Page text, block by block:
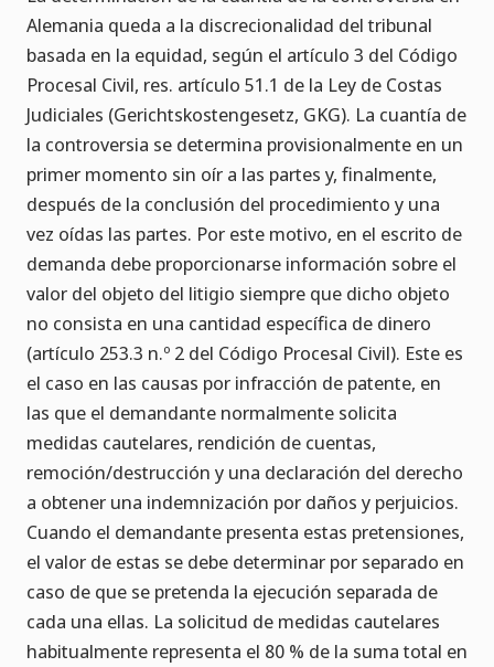
Alemania queda a la discrecionalidad del tribunal
basada en la equidad, según el artículo 3 del Código
Procesal Civil, res. artículo 51.1 de la Ley de Costas
Judiciales (Gerichtskostengesetz, GKG). La cuantía de
la controversia se determina provisionalmente en un
primer momento sin oír a las partes y, finalmente,
después de la conclusión del procedimiento y una
vez oídas las partes. Por este motivo, en el escrito de
demanda debe proporcionarse información sobre el
valor del objeto del litigio siempre que dicho objeto
no consista en una cantidad específica de dinero
(artículo 253.3 n.º 2 del Código Procesal Civil). Este es
el caso en las causas por infracción de patente, en
las que el demandante normalmente solicita
medidas cautelares, rendición de cuentas,
remoción/destrucción y una declaración del derecho
a obtener una indemnización por daños y perjuicios.
Cuando el demandante presenta estas pretensiones,
el valor de estas se debe determinar por separado en
caso de que se pretenda la ejecución separada de
cada una ellas. La solicitud de medidas cautelares
habitualmente representa el 80 % de la suma total en